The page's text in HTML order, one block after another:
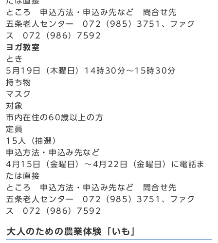
ところ 申込方法・申込み先など 問合せ先
五条老人センター 072（985）3751、ファク
ス 072（986）7592
ヨガ教室
とき
5月19日（木曜日）14時30分～15時30分
持ち物
マスク
対象
市内在住の60歳以上の方
定員
15人（抽選）
申込方法・申込み先など
4月15日（金曜日）～4月22日（金曜日）に電話ま
たは直接
ところ 申込方法・申込み先など 問合せ先
五条老人センター 072（985）3751、ファク
ス 072（986）7592
大人のための農業体験「いも」